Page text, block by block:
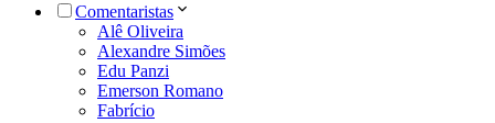
Comentaristas
Alê Oliveira
Alexandre Simões
Edu Panzi
Emerson Romano
Fabrício